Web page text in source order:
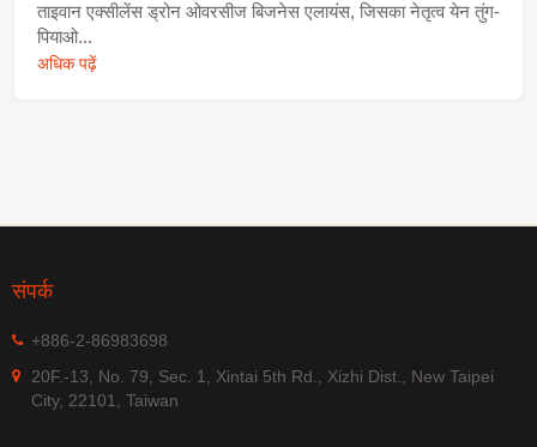
ताइवान एक्सीलेंस ड्रोन ओवरसीज बिजनेस एलायंस, जिसका नेतृत्व येन तुंग-
पियाओ...
अधिक पढ़ें
संपर्क
+886-2-86983698
20F.-13, No. 79, Sec. 1, Xintai 5th Rd., Xizhi Dist., New Taipei
City, 22101, Taiwan